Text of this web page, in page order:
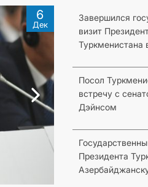
6
Дек
Завершился
визит
Туркменистана
Посол
встречу с
Дэйнсом
Президента